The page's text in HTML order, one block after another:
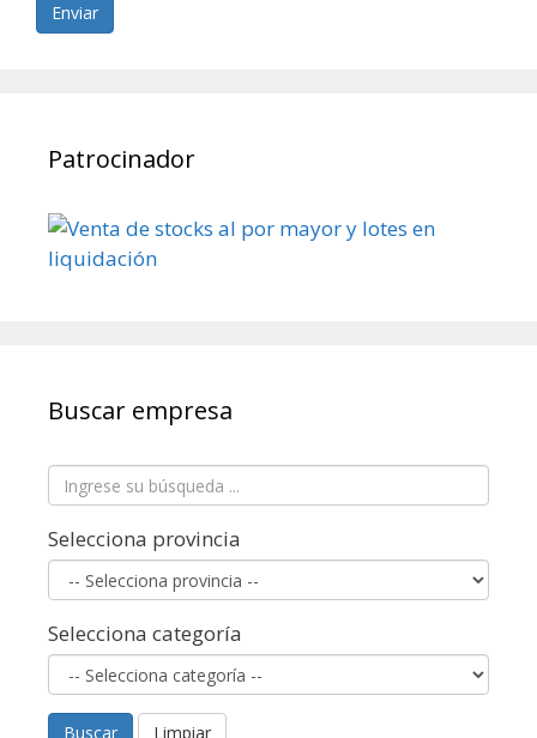
Enviar
Patrocinador
Buscar empresa
Selecciona provincia
Selecciona categoría
Buscar Limpiar